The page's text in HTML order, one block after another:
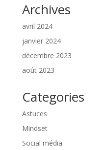
Archives
avril 2024
janvier 2024
décembre 2023
août 2023
Categories
Astuces
Mindset
Social média